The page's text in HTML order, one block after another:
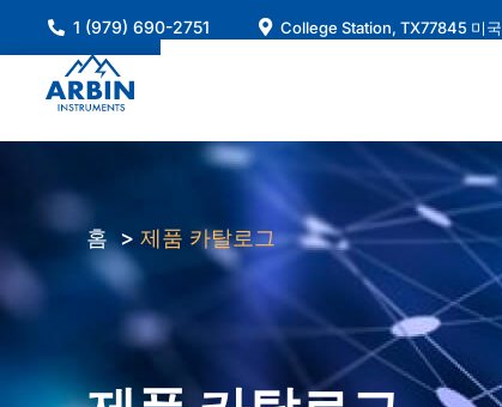
건
1 (979) 690-2751 College Station, TX77845 미국
홈 제품 카탈로그